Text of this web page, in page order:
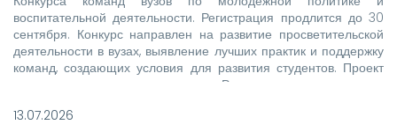
воспитательной деятельности. Регистрация продлится до 30
сентября. Конкурс направлен на развитие просветительской
деятельности в вузах, выявление лучших практик и поддержку
команд, создающих условия для развития студентов. Проект
реализуется при поддержке Росмолодежи в рамках
13.07.2026